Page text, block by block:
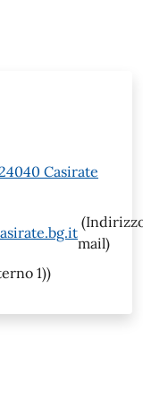
Casirate
mail)
1))